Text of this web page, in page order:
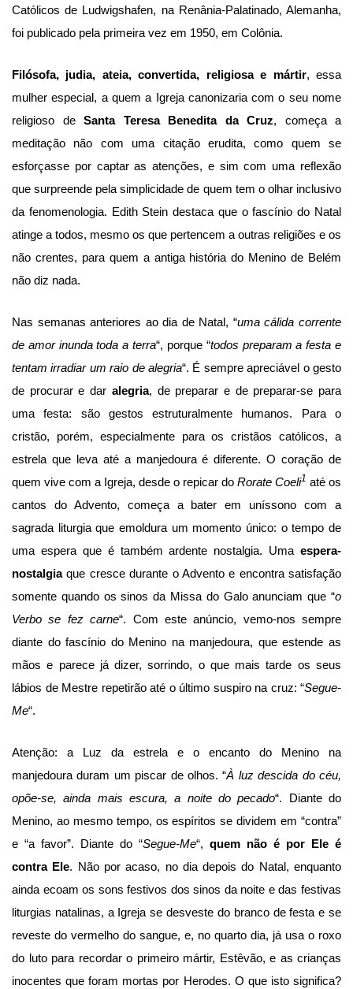
Católicos de Ludwigshafen, na Renânia-Palatinado, Alemanha,
foi publicado pela primeira vez em 1950, em Colônia.
Filósofa, judia, ateia, convertida, religiosa e mártir, essa
mulher especial, a quem a Igreja canonizaria com o seu nome
religioso de Santa Teresa Benedita da Cruz, começa a
meditação não com uma citação erudita, como quem se
esforçasse por captar as atenções, e sim com uma reflexão
que surpreende pela simplicidade de quem tem o olhar inclusivo
da fenomenologia. Edith Stein destaca que o fascínio do Natal
atinge a todos, mesmo os que pertencem a outras religiões e os
não crentes, para quem a antiga história do Menino de Belém
não diz nada.
Nas semanas anteriores ao dia de Natal, “uma cálida corrente
de amor inunda toda a terra“, porque “todos preparam a festa e
tentam irradiar um raio de alegria“. É sempre apreciável o gesto
de procurar e dar alegria, de preparar e de preparar-se para
uma festa: são gestos estruturalmente humanos. Para o
cristão, porém, especialmente para os cristãos católicos, a
estrela que leva até a manjedoura é diferente. O coração de
quem vive com a Igreja, desde o repicar do Rorate Coeli1 até os
cantos do Advento, começa a bater em uníssono com a
sagrada liturgia que emoldura um momento único: o tempo de
uma espera que é também ardente nostalgia. Uma espera-
nostalgiaque cresce durante o Advento e encontra satisfação
somente quando os sinos da Missa do Galo anunciam que “o
Verbo se fez carne“. Com este anúncio, vemo-nos sempre
diante do fascínio do Menino na manjedoura, que estende as
mãos e parece já dizer, sorrindo, o que mais tarde os seus
lábios de Mestre repetirão até o último suspiro na cruz: “Segue-
Me“.
Atenção: a Luz da estrela e o encanto do Menino na
manjedoura duram um piscar de olhos. “À luz descida do céu,
opõe-se, ainda mais escura, a noite do pecado“. Diante do
Menino, ao mesmo tempo, os espíritos se dividem em “contra”
e “a favor”. Diante do “Segue-Me“, quem não é por Ele é
contra Ele. Não por acaso, no dia depois do Natal, enquanto
ainda ecoam os sons festivos dos sinos da noite e das festivas
liturgias natalinas, a Igreja se desveste do branco de festa e se
reveste do vermelho do sangue, e, no quarto dia, já usa o roxo
do luto para recordar o primeiro mártir, Estêvão, e as crianças
inocentes que foram mortas por Herodes. O que isto significa?